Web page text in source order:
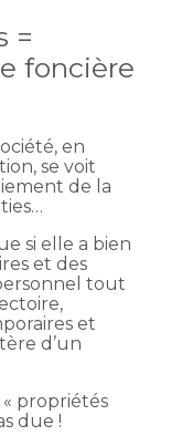
=
foncière
en
se voit
de la
si elle a bien
et des
tout
et
d’un
« propriétés
due !